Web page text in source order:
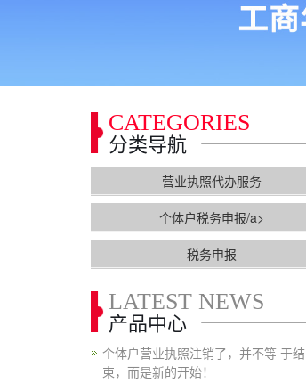
CATEGORIES
分类导航
营业执照代办服务
个体户税务申报/a>
税务申报
LATEST NEWS
产品中心
个体户营业执照注销了，并不等 于结
束，而是新的开始！